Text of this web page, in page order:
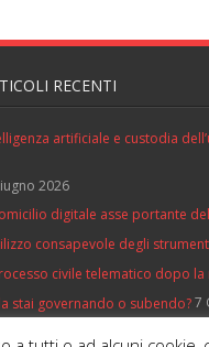
RECENTI
artificiale e custodia
2026
digitale asse portante
consapevole degli
civile telematico dopo
stai governando o subendo?7